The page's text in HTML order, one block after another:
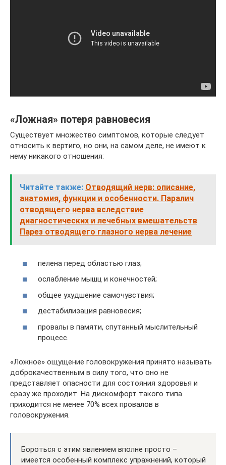
«Ложная» потеря равновесия
Существует множество симптомов, которые следует
относить к вертиго, но они, на самом деле, не имеют к
нему никакого отношения:
Читайте также: Отводящий нерв: описание,
анатомия, функции и особенности. Паралич
отводящего нерва вследствие
диагностических и лечебных вмешательств
Парез отводящего глазного нерва лечение
пелена перед областью глаз;
ослабление мышц и конечностей;
общее ухудшение самочувствия;
дестабилизация равновесия;
провалы в памяти, спутанный мыслительный
процесс.
«Ложное» ощущение головокружения принято называть
доброкачественным в силу того, что оно не
представляет опасности для состояния здоровья и
сразу же проходит. На дискомфорт такого типа
приходится не менее 70% всех провалов в
головокружения.
Бороться с этим явлением вполне просто –
имеется особенный комплекс упражнений, который